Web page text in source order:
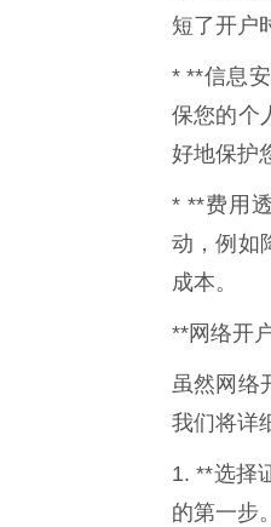
短了开户
* **信息
保您的个
好地保护
* **费用
动，例如
成本。
**网络开
虽然网络
我们将详
1. **选择
的第一步